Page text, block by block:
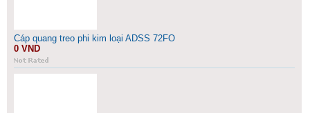
Cáp quang treo phi kim loại ADSS 72FO
0 VND